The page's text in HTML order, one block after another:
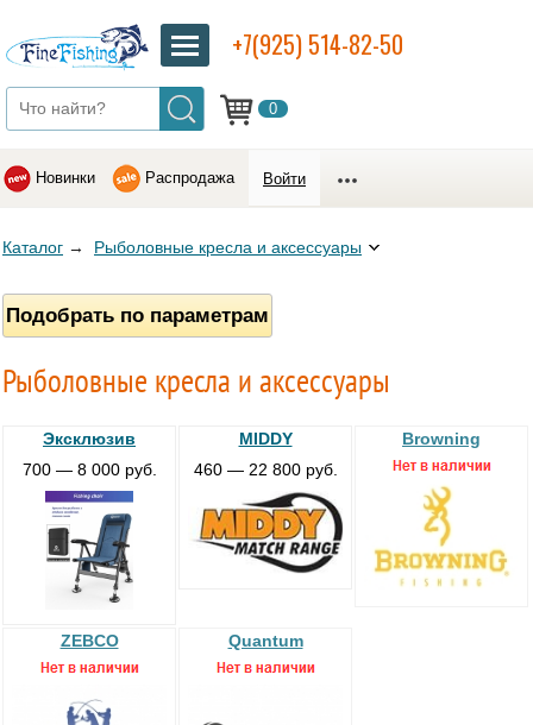
0
+7(925) 514-82-50
Новинки Распродажа Войти
Каталог → Рыболовные кресла и аксессуары
Подобрать по параметрам
Рыболовные кресла и аксессуары
Эксклюзив
700 — 8 000 руб.
MIDDY
460 — 22 800 руб.
Browning
ZEBCO Quantum